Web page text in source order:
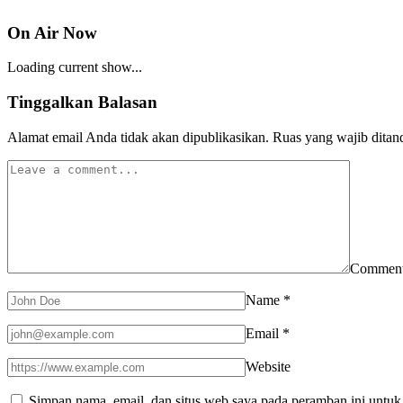
On Air Now
Loading current show...
Tinggalkan Balasan
Alamat email Anda tidak akan dipublikasikan. Ruas yang wajib
Name *
Email *
Website